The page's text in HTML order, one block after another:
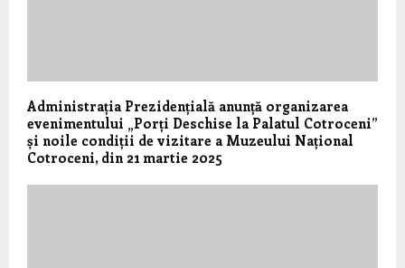
Administrația Prezidențială anunță organizarea
evenimentului „Porți Deschise la Palatul Cotroceni”
și noile condiții de vizitare a Muzeului Național
Cotroceni, din 21 martie 2025